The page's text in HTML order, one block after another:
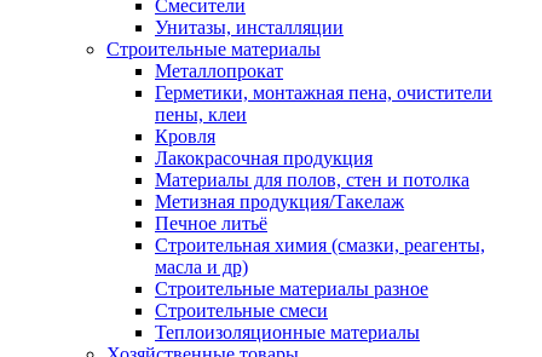
Смесители
Унитазы, инсталляции
Строительные материалы
Металлопрокат
Герметики, монтажная пена, очистители
пены, клеи
Кровля
Лакокрасочная продукция
Материалы для полов, стен и потолка
Метизная продукция/Такелаж
Печное литьё
Строительная химия (смазки, реагенты,
масла и др)
Строительные материалы разное
Строительные смеси
Теплоизоляционные материалы